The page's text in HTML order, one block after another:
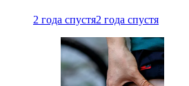
2 года спустя2 года спустя